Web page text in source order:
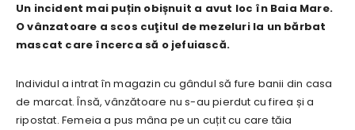
Un incident mai puțin obișnuit a avut loc în Baia Mare.
O vânzatoare a scos cuţitul de mezeluri la un bărbat
mascat care încerca să o jefuiască.
Individul a intrat în magazin cu gândul să fure banii din casa
de marcat. Însă, vânzătoare nu s-au pierdut cu firea și a
ripostat. Femeia a pus mâna pe un cuțit cu care tăia